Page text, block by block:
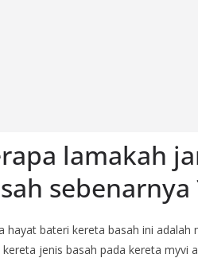
lamakah
sebenarnya
hayat bateri kereta basah ini
jenis basah pada kereta myvi